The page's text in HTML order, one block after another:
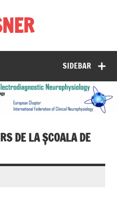
România
SIDEBAR
DE LA ȘCOALA DE